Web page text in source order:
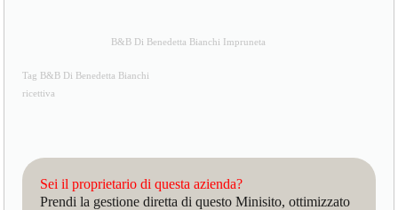
B&B Di Benedetta Bianchi Impruneta
Tag B&B Di Benedetta Bianchi
ricettiva
Sei il proprietario di questa azienda?
Prendi la gestione diretta di questo Minisito, ottimizzato